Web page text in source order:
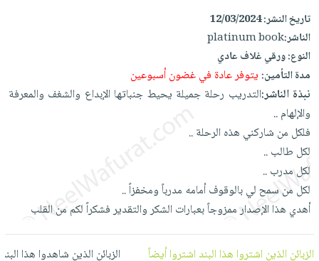
على
Android
تحميل
iKitab
على
Apple
masmu3
على
Apple
جوائز
العناية
الشخصية
العناية
وتصفيف
الشعر
العناية
بالجسم
العناية
بالأسنان
الحمية
والتغذية
المطبخ
والسفرة
جديد
الكل
أواني
الطهي
أدوات
الخبز
أدوات
المائدة
متجر
الهدايا
أقسام
الأكثر
مبيعاً
العودة
للمدارس
اكسسوارات
شحن
مجاني
مختارة
اشتراكات
تاريخ النشر:12/03/2024
الناشر:platinum book
النوع:ورقي غلاف عادي
مدة التأمين:يتوفر عادة في غضون أسبوعين
نبذة الناشر:التدريب رحلة جميلة يحيط جنباتها الإبداع والشغف والمعرفة
والإلهام ..
فلكل من شاركني هذه الرحلة ..
لكل طالب ..
لكل مدرب ..
لكل من سمح لي بالوقوف أمامه مدرباً ومخفزاً ..
أهدي هذا الإصدار ممزوجاً بعبارات الشكر والتقدير فشكراً لكم من القلب
الزبائن الذين اشتروا هذا البند اشتروا أيضاً الزبائن الذين شاهدوا هذا